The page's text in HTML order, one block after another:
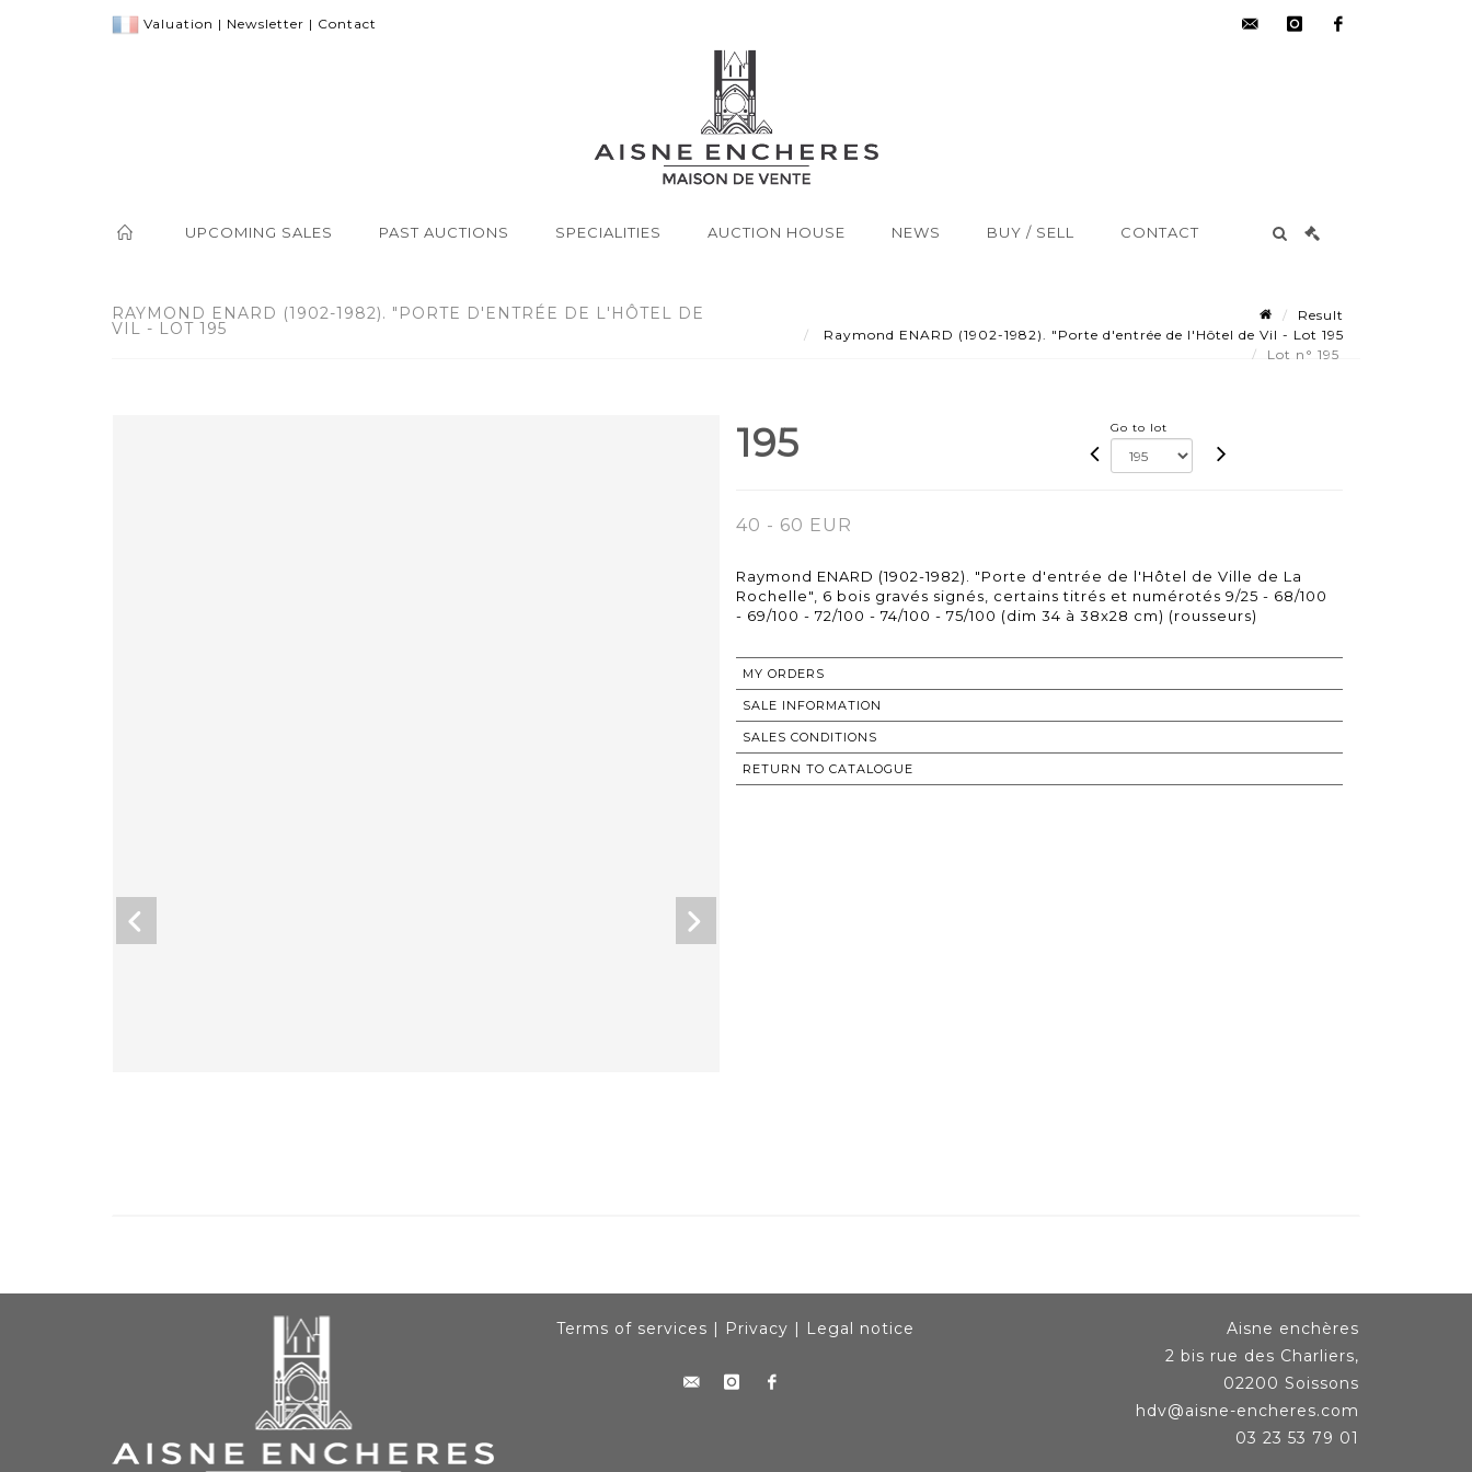
Valuation | Newsletter | Contact
UPCOMING SALES PAST AUCTIONS SPECIALITIES AUCTION HOUSE NEWS BUY / SELL CONTACT
RAYMOND ENARD (1902-1982). "PORTE D'ENTRÉE DE L'HÔTEL DE
VIL - LOT 195
Result
Raymond ENARD (1902-1982). "Porte d'entrée de l'Hôtel de Vil - Lot 195
Lot n° 195
195 Go to lot
40 - 60 EUR
Raymond ENARD (1902-1982). "Porte d'entrée de l'Hôtel de Ville de La
Rochelle", 6 bois gravés signés, certains titrés et numérotés 9/25 - 68/100
- 69/100 - 72/100 - 74/100 - 75/100 (dim 34 à 38x28 cm) (rousseurs)
MY ORDERS
SALE INFORMATION
SALES CONDITIONS
RETURN TO CATALOGUE
Terms of services | Privacy | Legal notice
Aisne enchères
2 bis rue des Charliers,
02200 Soissons
hdv@aisne-encheres.com
03 23 53 79 01